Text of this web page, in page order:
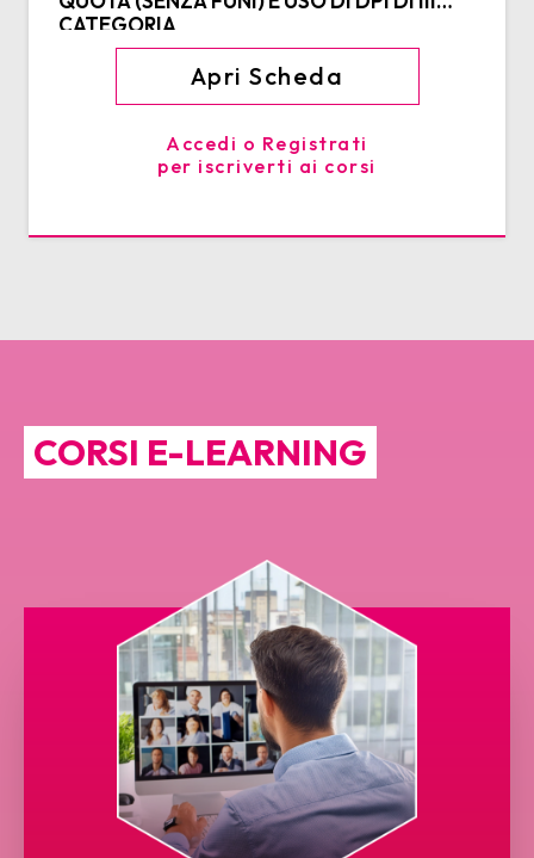
CATEGORIA
Apri Scheda
Accedi o Registrati
per iscriverti ai corsi
CORSI E-LEARNING